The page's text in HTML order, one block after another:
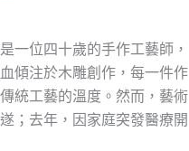
一位四十歲的手作工藝師，
傾注於木雕創作，每一件作
統工藝的溫度。然而，藝術
；去年，因家庭突發醫療開